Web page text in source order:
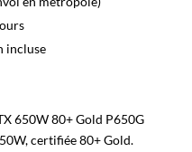
incluse
650W 80+ Gold P650G
certifiée 80+ Gold.